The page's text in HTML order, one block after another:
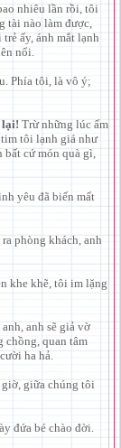
nhiêu lần rồi, tôi
tài nào làm được,
ấy, ánh mắt lạnh
nổi.
Phía tôi, là vô ý;
lại! Trừ những lúc ấm
tôi lạnh giá như
cứ món quà gì,
yêu đã biến mất
phòng khách, anh
khe khẽ, tôi im lặng
anh sẽ giả vờ
chồng, quan tâm
ha hả.
giữa chúng tôi
đứa bé chào đời.